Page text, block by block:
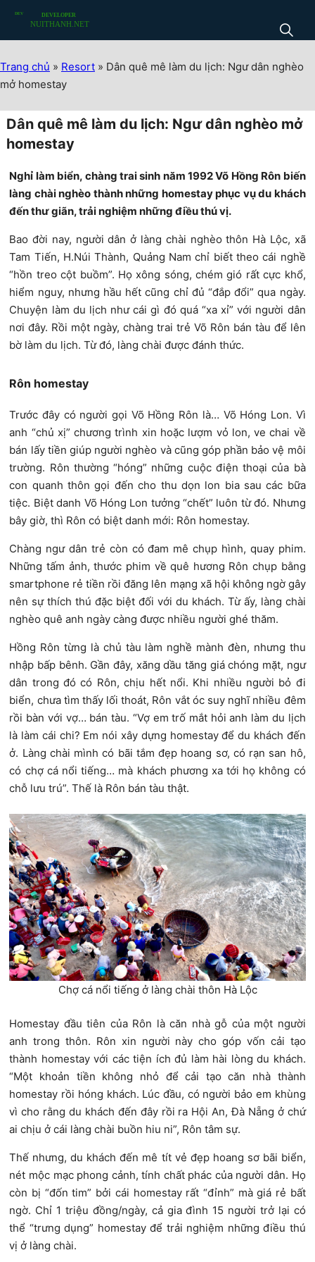
Trang chủ » Resort » Dân quê mê làm du lịch: Ngư dân nghèo
mở homestay
Dân quê mê làm du lịch: Ngư dân nghèo mở
homestay
Nghỉ làm biển, chàng trai sinh năm 1992 Võ Hồng Rôn biến
làng chài nghèo thành những homestay phục vụ du khách
đến thư giãn, trải nghiệm những điều thú vị.
Bao đời nay, người dân ở làng chài nghèo thôn Hà Lộc, xã
Tam Tiến, H.Núi Thành, Quảng Nam chỉ biết theo cái nghề
“hồn treo cột buồm”. Họ xông sóng, chém gió rất cực khổ,
hiểm nguy, nhưng hầu hết cũng chỉ đủ “đắp đổi” qua ngày.
Chuyện làm du lịch như cái gì đó quá “xa xỉ” với người dân
nơi đây. Rồi một ngày, chàng trai trẻ Võ Rôn bán tàu để lên
bờ làm du lịch. Từ đó, làng chài được đánh thức.
Rôn homestay
Trước đây có người gọi Võ Hồng Rôn là… Võ Hóng Lon. Vì
anh “chủ xị” chương trình xin hoặc lượm vỏ lon, ve chai về
bán lấy tiền giúp người nghèo và cũng góp phần bảo vệ môi
trường. Rôn thường “hóng” những cuộc điện thoại của bà
con quanh thôn gọi đến cho thu dọn lon bia sau các bữa
tiệc. Biệt danh Võ Hóng Lon tưởng “chết” luôn từ đó. Nhưng
bây giờ, thì Rôn có biệt danh mới: Rôn homestay.
Chàng ngư dân trẻ còn có đam mê chụp hình, quay phim.
Những tấm ảnh, thước phim về quê hương Rôn chụp bằng
smartphone rẻ tiền rồi đăng lên mạng xã hội không ngờ gây
nên sự thích thú đặc biệt đối với du khách. Từ ấy, làng chài
nghèo quê anh ngày càng được nhiều người ghé thăm.
Hồng Rôn từng là chủ tàu làm nghề mành đèn, nhưng thu
nhập bấp bênh. Gần đây, xăng dầu tăng giá chóng mặt, ngư
dân trong đó có Rôn, chịu hết nổi. Khi nhiều người bỏ đi
biển, chưa tìm thấy lối thoát, Rôn vắt óc suy nghĩ nhiều đêm
rồi bàn với vợ… bán tàu. “Vợ em trố mắt hỏi anh làm du lịch
là làm cái chi? Em nói xây dựng homestay để du khách đến
ở. Làng chài mình có bãi tắm đẹp hoang sơ, có rạn san hô,
có chợ cá nổi tiếng… mà khách phương xa tới họ không có
chỗ lưu trú”. Thế là Rôn bán tàu thật.
Chợ cá nổi tiếng ở làng chài thôn Hà Lộc
Homestay đầu tiên của Rôn là căn nhà gỗ của một người
anh trong thôn. Rôn xin người này cho góp vốn cải tạo
thành homestay với các tiện ích đủ làm hài lòng du khách.
“Một khoản tiền không nhỏ để cải tạo căn nhà thành
homestay rồi hóng khách. Lúc đầu, có người bảo em khùng
vì cho rằng du khách đến đây rồi ra Hội An, Đà Nẵng ở chứ
ai chịu ở cái làng chài buồn hiu ni”, Rôn tâm sự.
Thế nhưng, du khách đến mê tít vẻ đẹp hoang sơ bãi biển,
nét mộc mạc phong cảnh, tính chất phác của người dân. Họ
còn bị “đốn tim” bởi cái homestay rất “đỉnh” mà giá rẻ bất
ngờ. Chỉ 1 triệu đồng/ngày, cả gia đình 15 người trở lại có
thể “trưng dụng” homestay để trải nghiệm những điều thú
vị ở làng chài.